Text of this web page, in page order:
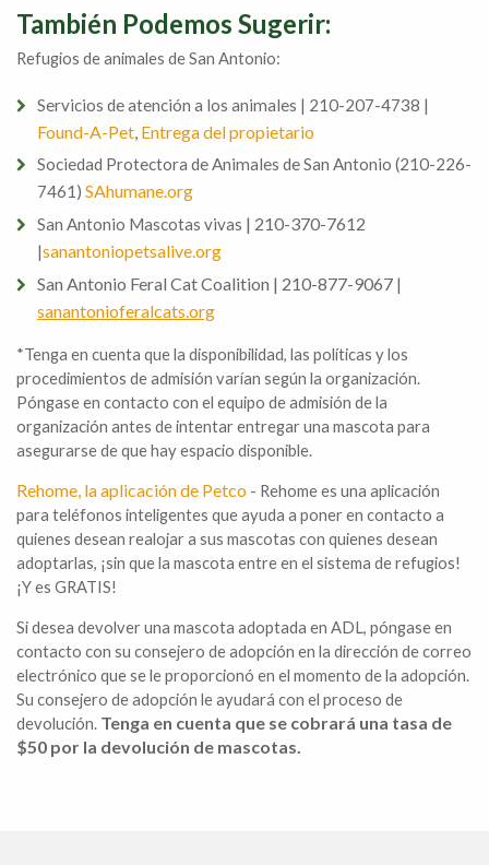
También Podemos Sugerir:
Refugios de animales de San Antonio:
Servicios de atención a los animales | 210-207-4738 |
Found-A-Pet, Entrega del propietario
Sociedad Protectora de Animales de San Antonio (210-226-
7461) SAhumane.org
San Antonio Mascotas vivas | 210-370-7612
|sanantoniopetsalive.org
San Antonio Feral Cat Coalition | 210-877-9067 |
sanantonioferalcats.org
*Tenga en cuenta que la disponibilidad, las políticas y los
procedimientos de admisión varían según la organización.
Póngase en contacto con el equipo de admisión de la
organización antes de intentar entregar una mascota para
asegurarse de que hay espacio disponible.
Rehome, la aplicación de Petco - Rehome es una aplicación
para teléfonos inteligentes que ayuda a poner en contacto a
quienes desean realojar a sus mascotas con quienes desean
adoptarlas, ¡sin que la mascota entre en el sistema de refugios!
¡Y es GRATIS!
Si desea devolver una mascota adoptada en ADL, póngase en
contacto con su consejero de adopción en la dirección de correo
electrónico que se le proporcionó en el momento de la adopción.
Su consejero de adopción le ayudará con el proceso de
devolución. Tenga en cuenta que se cobrará una tasa de
$50 por la devolución de mascotas.